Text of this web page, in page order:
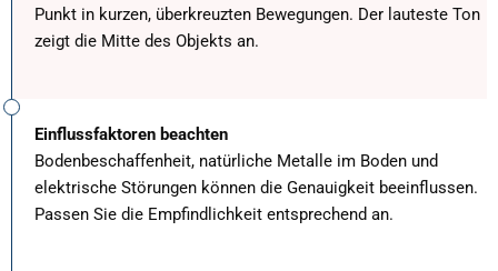
Punkt in kurzen, überkreuzten Bewegungen. Der lauteste Ton
zeigt die Mitte des Objekts an.
Einflussfaktoren beachten
Bodenbeschaffenheit, natürliche Metalle im Boden und
elektrische Störungen können die Genauigkeit beeinflussen.
Passen Sie die Empfindlichkeit entsprechend an.